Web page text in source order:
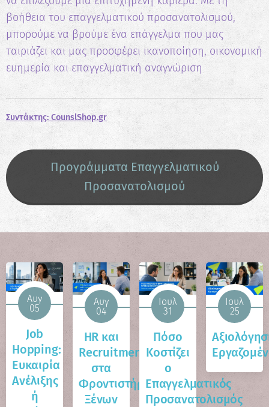
βοήθεια του επαγγελματικού προσανατολισμού,
μπορούμε να βρούμε ένα επάγγελμα που μας
ταιριάζει και μας προσφέρει ικανοποίηση, οικονομική
ευημερία και επαγγελματική αναγνώριση
Συντάκτης: CounslShop.gr
Προγράμματα Επαγγελματικού
Προσανατολισμού
Αυγ
05
Job
Hopping:
Ευκαιρία
Ανέλιξης
ή
Αυγ
04
HR και
Recruitment
στα
Φροντιστήρια
Ξένων
Ιουλ
31
Πόσο
Κοστίζει
ο
Επαγγελματικός
Προσανατολισμός
Ιουλ
25